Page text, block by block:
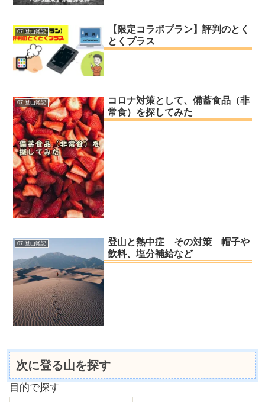
07.登山雑記
【限定コラボプラン】評判のとく
とくプラス
07.登山雑記
コロナ対策として、備蓄食品（非
常食）を探してみた
07.登山雑記
登山と熱中症 その対策 帽子や
飲料、塩分補給など
次に登る山を探す
目的で探す